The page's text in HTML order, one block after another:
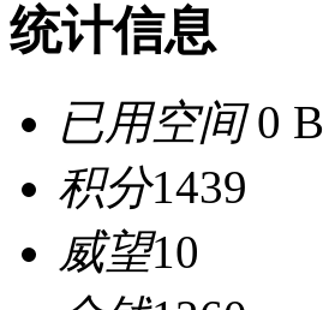
统计信息
已用空间0 B
积分1439
威望10